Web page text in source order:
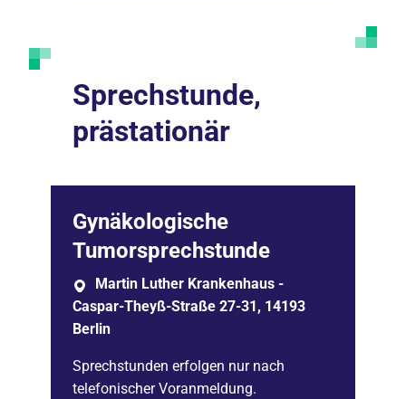
Sprechstunde,
prästationär
Gynäkologische
Tumorsprechstunde
Martin Luther Krankenhaus -
Caspar-Theyß-Straße 27-31, 14193
Berlin
Sprechstunden erfolgen nur nach
telefonischer Voranmeldung.